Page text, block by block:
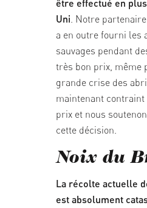
être effectué en
Uni . Notre
a en outre fourni les
sauvages pendant
très bon prix, même
grande crise des
maintenant
prix et nous
cette décision.
Noix du
La récolte actuelle
est absolument